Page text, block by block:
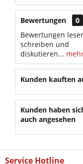
Bewertungen
0
Bewertungen
schreiben und
diskutieren...
Kunden kauften
Kunden haben
auch angesehen
Service Hotline